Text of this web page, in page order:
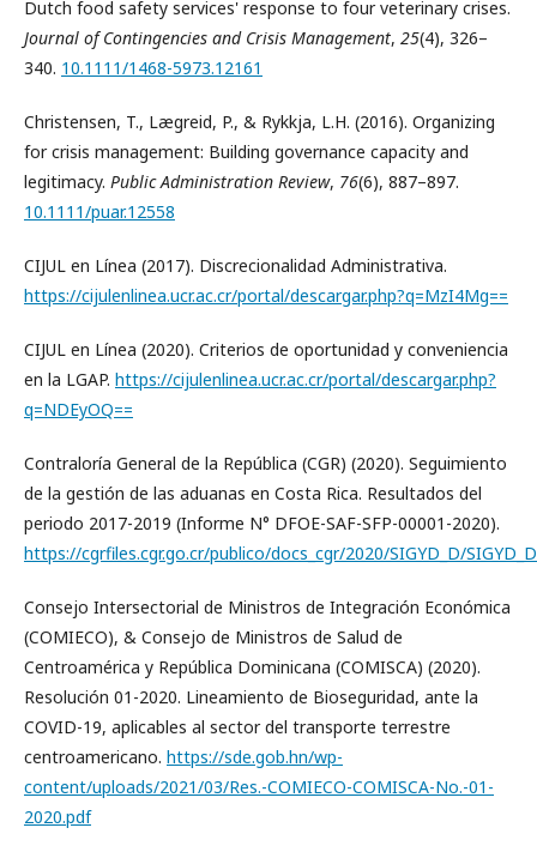
Dutch food safety services' response to four veterinary crises.
Journal of Contingencies and Crisis Management, 25(4), 326–
340. 10.1111/1468-5973.12161
Christensen, T., Lægreid, P., & Rykkja, L.H. (2016). Organizing
for crisis management: Building governance capacity and
legitimacy. Public Administration Review, 76(6), 887–897.
10.1111/puar.12558
CIJUL en Línea (2017). Discrecionalidad Administrativa.
https://cijulenlinea.ucr.ac.cr/portal/descargar.php?q=MzI4Mg==
CIJUL en Línea (2020). Criterios de oportunidad y conveniencia
en la LGAP. https://cijulenlinea.ucr.ac.cr/portal/descargar.php?
q=NDEyOQ==
Contraloría General de la República (CGR) (2020). Seguimiento
de la gestión de las aduanas en Costa Rica. Resultados del
periodo 2017-2019 (Informe N° DFOE-SAF-SFP-00001-2020).
https://cgrfiles.cgr.go.cr/publico/docs_cgr/2020/SIGYD_D/
Consejo Intersectorial de Ministros de Integración Económica
(COMIECO), & Consejo de Ministros de Salud de
Centroamérica y República Dominicana (COMISCA) (2020).
Resolución 01-2020. Lineamiento de Bioseguridad, ante la
COVID-19, aplicables al sector del transporte terrestre
centroamericano. https://sde.gob.hn/wp-
content/uploads/2021/03/Res.-COMIECO-COMISCA-No.-01-
2020.pdf